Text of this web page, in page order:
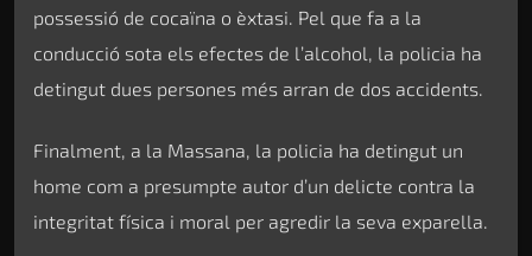
possessió de cocaïna o èxtasi. Pel que fa a la
conducció sota els efectes de l’alcohol, la policia ha
detingut dues persones més arran de dos accidents.
Finalment, a la Massana, la policia ha detingut un
home com a presumpte autor d’un delicte contra la
integritat física i moral per agredir la seva exparella.